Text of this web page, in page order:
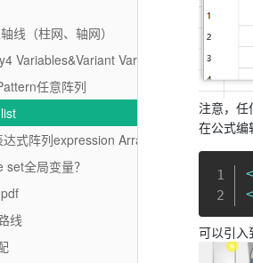
线（柱网、轴网）
Variables&Variant Variables
任意阵列
式阵列expression Array
全局变量？
线
注意，任
在公式编
可以引入